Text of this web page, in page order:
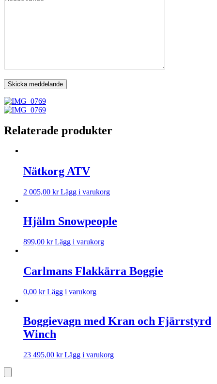
Relaterade produkter
Nätkorg ATV
2 005,00 kr Lägg i varukorg
Hjälm Snowpeople
899,00 kr Lägg i varukorg
Carlmans Flakkärra Boggie
0,00 kr Lägg i varukorg
Boggievagn med Kran och Fjärrstyrd
Winch
23 495,00 kr Lägg i varukorg